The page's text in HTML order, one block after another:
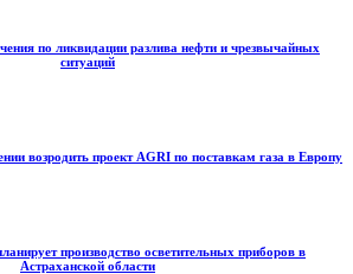
по ликвидации разлива нефти и чрезвычайных
ситуаций
возродить проект AGRI по поставкам газа в Европу
производство осветительных приборов в
Астраханской области